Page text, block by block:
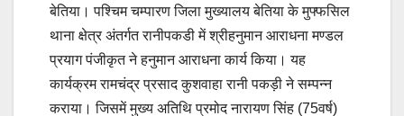
बेतिया। पश्चिम चम्पारण जिला मुख्यालय बेतिया के मुफ्फसिल
थाना क्षेत्र अंतर्गत रानीपकडी में श्रीहनुमान आराधना मण्डल
प्रयाग पंजीकृत ने हनुमान आराधना कार्य किया। यह
कार्यक्रम रामचंद्र प्रसाद कुशवाहा रानी पकड़ी ने सम्पन्न
कराया। जिसमें मुख्य अतिथि प्रमोद नारायण सिंह (75वर्ष)